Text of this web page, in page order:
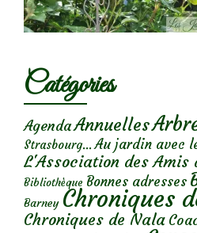
Catégories
AgendaAnnuelles
Strasbourg... Au jardin avec
L'Association des Amis
Bibliothèque Bonnes adresses
Barney Chroniques
Chroniques de Nala